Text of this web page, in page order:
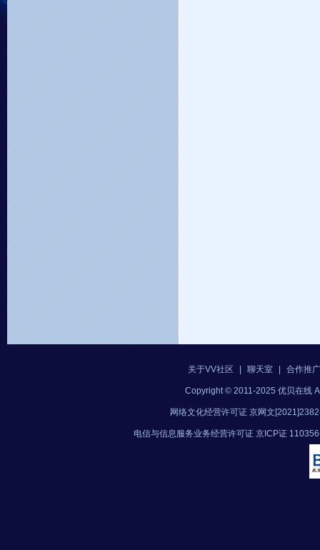
关于VV社区 聊天室 合作推广
Copyright © 2011-2025 优贝在线
网络文化经营许可证 京网文
电信与信息服务业务经营许可证 京ICP证